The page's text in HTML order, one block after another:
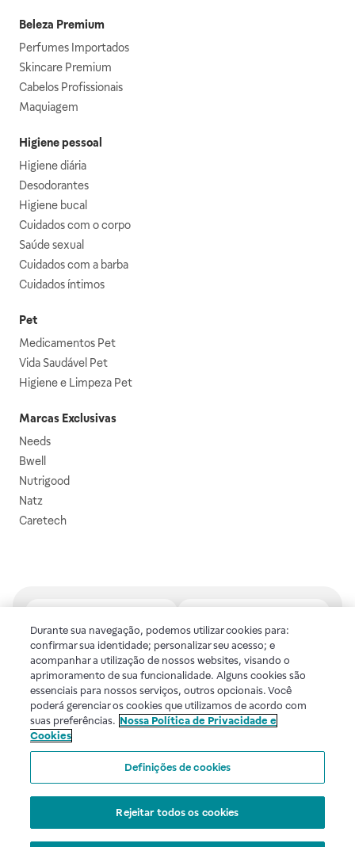
Beleza Premium
Perfumes Importados
Skincare Premium
Cabelos Profissionais
Maquiagem
Higiene pessoal
Higiene diária
Desodorantes
Higiene bucal
Cuidados com o corpo
Saúde sexual
Cuidados com a barba
Cuidados íntimos
Pet
Medicamentos Pet
Vida Saudável Pet
Higiene e Limpeza Pet
Marcas Exclusivas
Needs
Bwell
Nutrigood
Natz
Caretech
Central de atendimento
Confira as dúvidas mais
frequentes ou fale com a
gente.
Baixe o nosso aplicativo
E tenha descontos e
benefícios exclusivos!
Uma empresa
Voltar ao topo
Durante sua navegação, podemos utilizar cookies para:
confirmar sua identidade; personalizar seu acesso; e
acompanhar a utilização de nossos websites, visando o
aprimoramento de sua funcionalidade. Alguns cookies são
essenciais para nossos serviços, outros opcionais. Você
poderá gerenciar os cookies que utilizamos de acordo com
suas preferências. Nossa Política de Privacidade e
Cookies
Definições de cookies
Rejeitar todos os cookies